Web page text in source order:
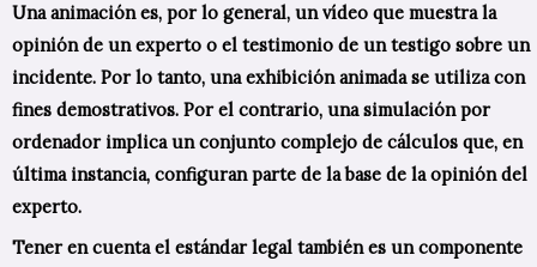
Una animación es, por lo general, un vídeo que muestra la
opinión de un experto o el testimonio de un testigo sobre un
incidente. Por lo tanto, una exhibición animada se utiliza con
fines demostrativos. Por el contrario, una simulación por
ordenador implica un conjunto complejo de cálculos que, en
última instancia, configuran parte de la base de la opinión del
experto.
Tener en cuenta el estándar legal también es un componente